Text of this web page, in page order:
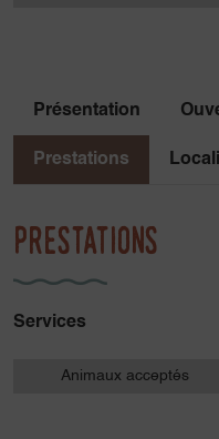
Présentation
Prestations
Prestations
Services
Animaux acceptés